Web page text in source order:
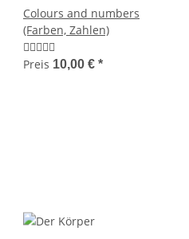
Colours and numbers
(Farben, Zahlen)
Preis 10,00 € *